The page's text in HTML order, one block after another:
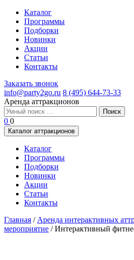
Каталог
Программы
Подборки
Новинки
Акции
Статьи
Контакты
Заказать звонок
info@party2go.ru 8 (495) 644-73-33
Аренда аттракционов
Найти:
0 0
Каталог аттракционов
Каталог
Программы
Подборки
Новинки
Акции
Статьи
Контакты
Главная / Аренда интерактивных
мероприятие /Интерактивный